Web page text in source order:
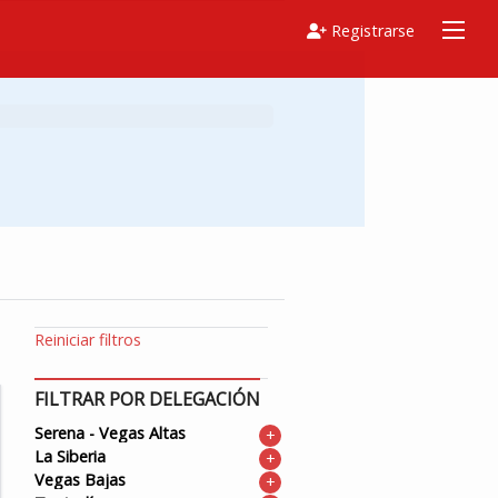
Registrarse
Reiniciar filtros
FILTRAR POR DELEGACIÓN